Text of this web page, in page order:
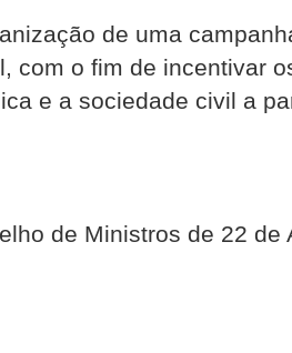
de uma
com o fim de incentivar
e a sociedade civil a
de Ministros de 22 de